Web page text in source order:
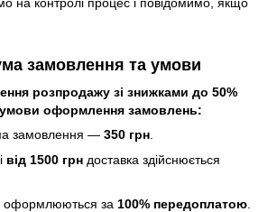
замовлення та умови
розпродажу зі знижками до 50%
умови оформлення замовлень:
замовлення — 350 грн
від 1500 грн доставка здійснюється
оформлюються за 100% передоплатою